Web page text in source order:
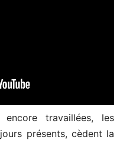
encore travaillées, les
présents, cèdent la